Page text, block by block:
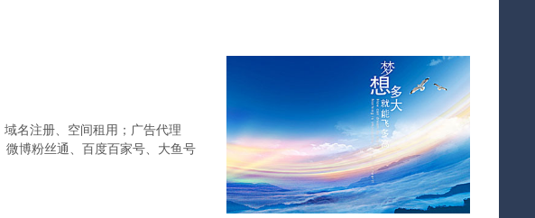
名注册、空间租用；广告代理
微博粉丝通、百度百家号、大鱼号